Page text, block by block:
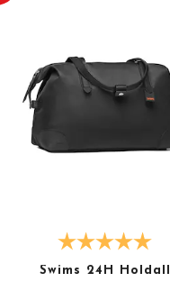
Swims 24H Holdall